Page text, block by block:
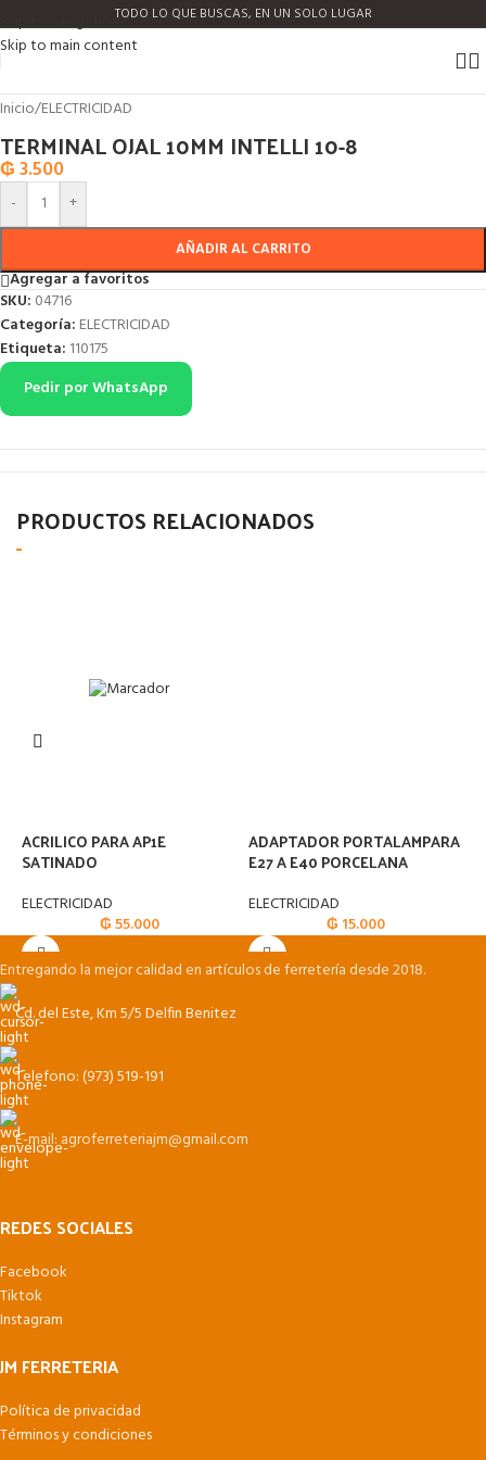
Skip to navigation
Skip to main content
TODO LO QUE BUSCAS, EN UN SOLO LUGAR
Click to enlarge
Inicio/ELECTRICIDAD
TERMINAL OJAL 10MM INTELLI 10-8
₲3.500
- +
AÑADIR AL CARRITO
Agregar a favoritos
SKU: 04716
Categoría: ELECTRICIDAD
Etiqueta: 110175
Pedir por WhatsApp
PRODUCTOS RELACIONADOS
ACRILICO PARA AP1E
SATINADO
ELECTRICIDAD
₲55.000
ADAPTADOR PORTALAMPARA
E27 A E40 PORCELANA
ELECTRICIDAD
₲ 15.000
Entregando la mejor calidad en artículos de ferretería desde 2018.
Cd. del Este, Km 5/5 Delfin Benitez
Telefono: (973) 519-191
E-mail: agroferreteriajm@gmail.com
REDES SOCIALES
Facebook
Tiktok
Instagram
JM FERRETERIA
Política de privacidad
Términos y condiciones